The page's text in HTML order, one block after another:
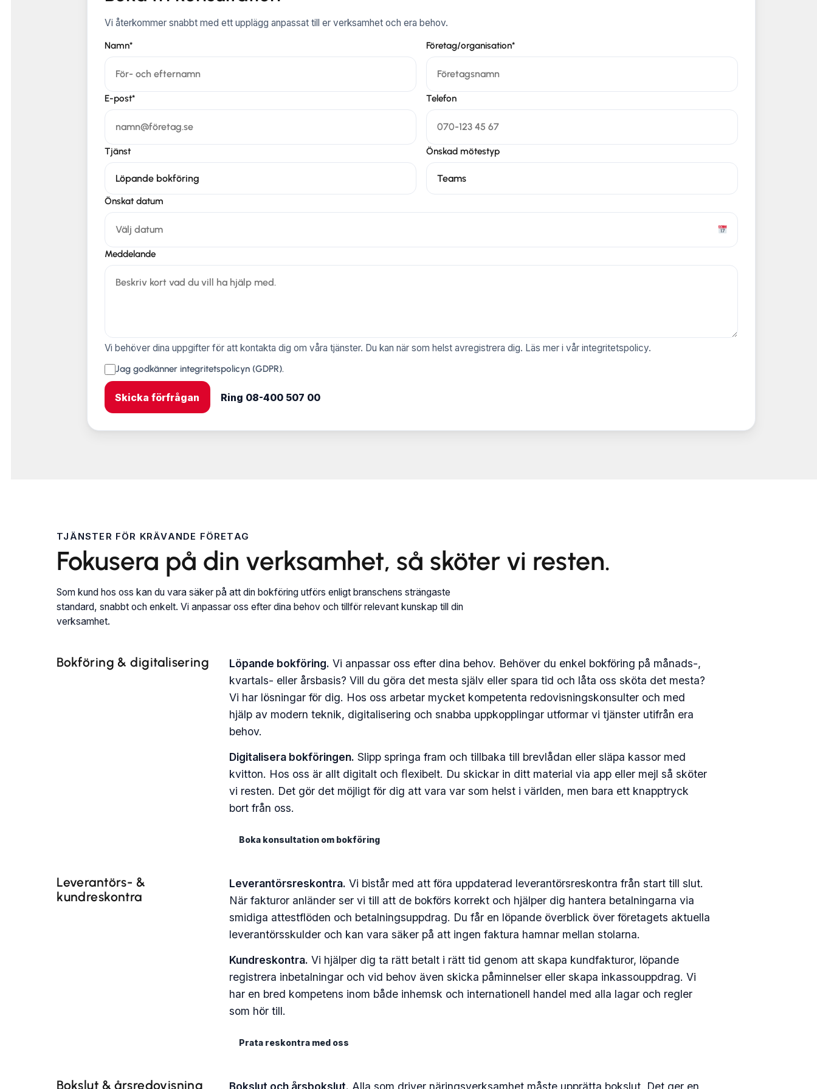
Vi återkommer snabbt med ett upplägg anpassat till er verksamhet och era behov.
Namn* Företag/organisation*
E-post* Telefon
Tjänst Önskad mötestyp
Önskat datum
Meddelande
Vi behöver dina uppgifter för att kontakta dig om våra tjänster. Du kan när som helst avregistrera dig. Läs mer i vårintegritetspolicy.
Jag godkänner integritetspolicyn (GDPR).
Skicka förfrågan Ring 08-400 507 00
TJÄNSTER FÖR KRÄVANDE FÖRETAG
Fokusera på din verksamhet, så sköter vi resten.
Som kund hos oss kan du vara säker på att din bokföring utförs enligt branschens strängaste
standard, snabbt och enkelt. Vi anpassar oss efter dina behov och tillför relevant kunskap till din
verksamhet.
Bokföring & digitalisering Löpande bokföring. Vi anpassar oss efter dina behov. Behöver du enkel bokföring på månads-,
kvartals- eller årsbasis? Vill du göra det mesta själv eller spara tid och låta oss sköta det mesta?
Vi har lösningar för dig. Hos oss arbetar mycket kompetenta redovisningskonsulter och med
hjälp av modern teknik, digitalisering och snabba uppkopplingar utformar vi tjänster utifrån era
behov.
Digitalisera bokföringen. Slipp springa fram och tillbaka till brevlådan eller släpa kassor med
kvitton. Hos oss är allt digitalt och ﬂexibelt. Du skickar in ditt material via app eller mejl så sköter
vi resten. Det gör det möjligt för dig att vara var som helst i världen, men bara ett knapptryck
bort från oss.
Boka konsultation om bokföring
Leverantörs- &
kundreskontra
Leverantörsreskontra. Vi bistår med att föra uppdaterad leverantörsreskontra från start till slut.
När fakturor anländer ser vi till att de bokförs korrekt och hjälper dig hantera betalningarna via
smidiga attestflöden och betalningsuppdrag. Du får en löpande överblick över företagets aktuella
leverantörsskulder och kan vara säker på att ingen faktura hamnar mellan stolarna.
Kundreskontra. Vi hjälper dig ta rätt betalt i rätt tid genom att skapa kundfakturor, löpande
registrera inbetalningar och vid behov även skicka påminnelser eller skapa inkassouppdrag. Vi
har en bred kompetens inom både inhemsk och internationell handel med alla lagar och regler
som hör till.
Prata reskontra med oss
Bokslut & årsredovisning